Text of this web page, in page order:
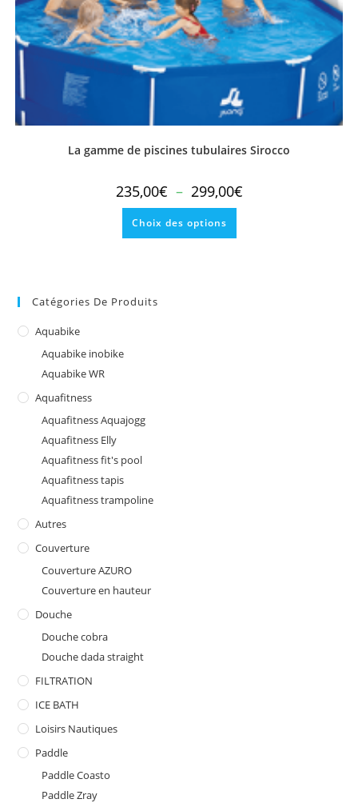
page
du
produit
La gamme de piscines tubulaires Sirocco
235,00€ – 299,00€Plage
de
Choix des options
Ce
a
Catégories De Produits
Aquabike
Aquabike inobike
Aquabike WR
Aquafitness
Aquafitness Aquajogg
Aquafitness Elly
Aquafitness fit's pool
Aquafitness tapis
Aquafitness trampoline
Autres
Couverture
Couverture AZURO
Couverture en hauteur
Douche
Douche cobra
Douche dada straight
FILTRATION
ICE BATH
Loisirs Nautiques
Paddle
Paddle Coasto
Paddle Zray